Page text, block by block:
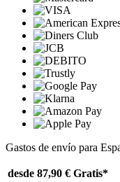
Gastos de envío para
desde 87,90 € Gratis*